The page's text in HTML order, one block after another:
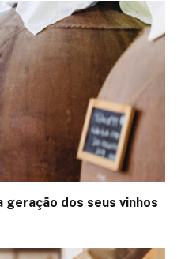
geração dos seus vinhos